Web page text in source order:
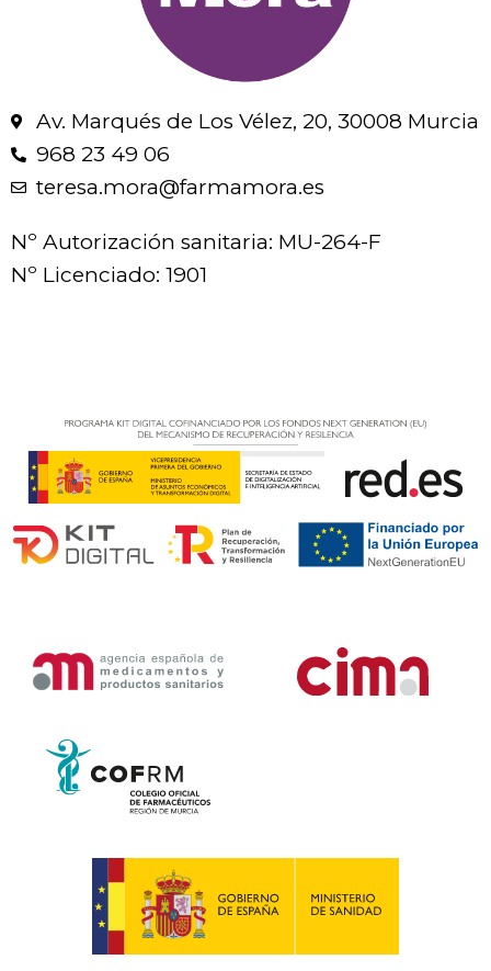
Av. Marqués de Los Vélez, 20, 30008 Murcia
968 23 49 06
teresa.mora@farmamora.es
Nº Autorización sanitaria: MU-264-F
Nº Licenciado: 1901